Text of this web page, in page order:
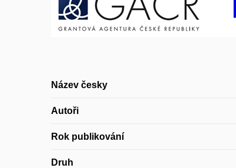
Název česky
Autoři
Rok publikování
Druh